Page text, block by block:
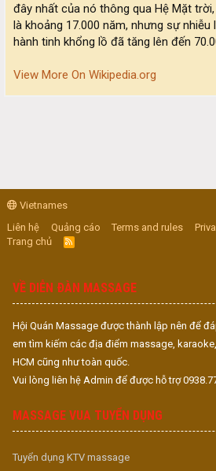
đây nhất của nó thông qua Hệ Mặt
là khoảng 17.000 năm, nhưng sự
hành tinh khổng lồ đã tăng lên đến
View More On Wikipedia.org
Vietnames
Liên hệ
Quảng cáo Terms and rules
Trang chủ
R
S
VỀ DIỄN ĐÀN MASSAGE
Hội Quán Massage được thành lập nên để
em tìm kiếm các địa điểm massage,
HCM cũng như toàn quốc.
Vui lòng liên hệ Admin để được hỗ trợ
MASSAGE VUA TUYỂN DỤNG
Tuyển dụng KTV massage